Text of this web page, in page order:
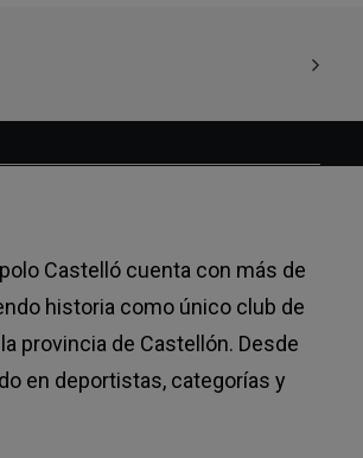
Castelló cuenta con más de
historia como único club de
provincia de Castellón. Desde
en deportistas, categorías y